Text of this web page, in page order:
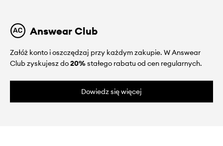
Answear Club
Załóż konto i oszczędzaj przy każdym zakupie. W Answear
Club zyskujesz do20%stałego rabatu od cen regularnych.
Dowiedz się więcej